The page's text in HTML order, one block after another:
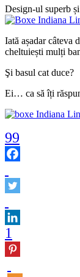
Design-ul superb
Iată așadar câteva
cheltuiești mulți
Şi basul cat duce?
Ei… ca să îți
99
1